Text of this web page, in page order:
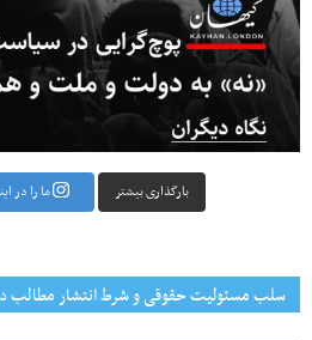
بارگذاری بیشتر ما را در
سلب مسئولیت حقوقی و شرط انتشار مطالب